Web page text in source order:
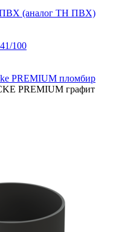
ПВХ (аналог ТН ПВХ)
100
PREMIUM пломбир
PREMIUM графит